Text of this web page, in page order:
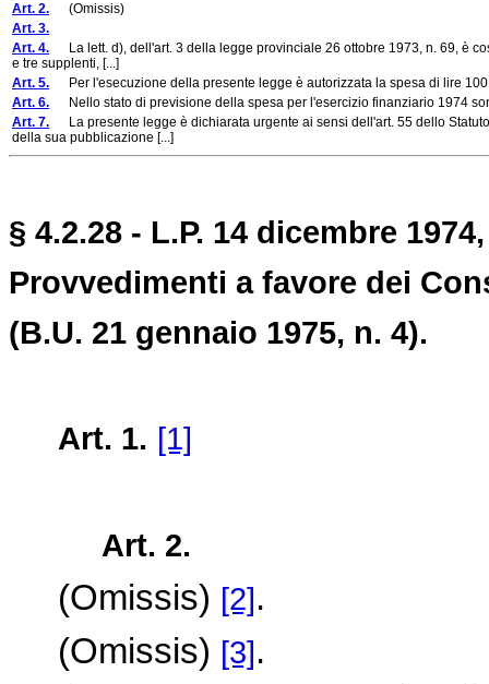
Art. 2. (Omissis)
Art. 3.
Art. 4. La lett. d), dell'art. 3 della legge provinciale 26 ottobre 1973, n. 69, è
e tre supplenti, [...]
Art. 5. Per l'esecuzione della presente legge è autorizzata la spesa di lire
Art. 6. Nello stato di previsione della spesa per l'esercizio finanziario 1974
Art. 7. La presente legge è dichiarata urgente ai sensi dell'art. 55 dello
della sua pubblicazione [...]
§ 4.2.28 - L.P. 14 dicembre
Provvedimenti a favore dei
(B.U. 21 gennaio 1975, n. 4).
Art. 1. [1]
Art. 2.
(Omissis) [2].
(Omissis) [3].